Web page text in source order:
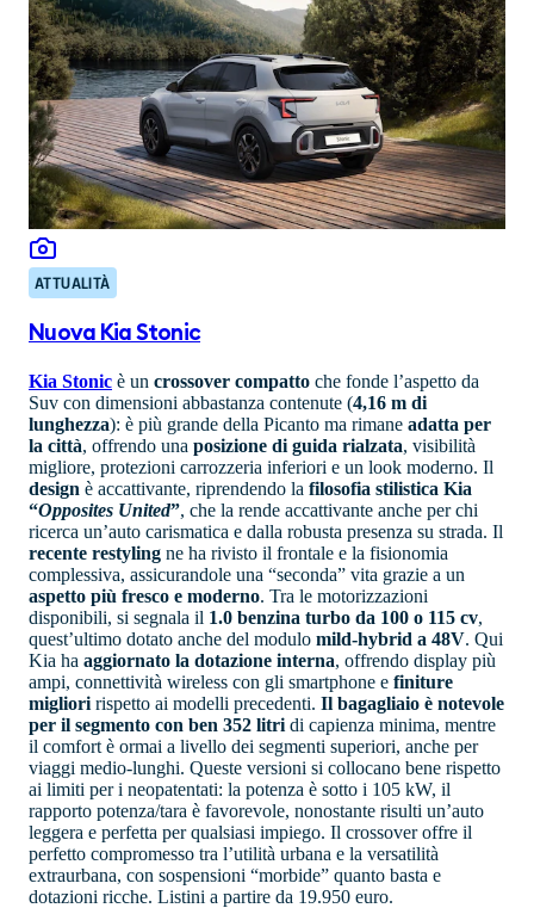
ATTUALITÀ
Nuova Kia Stonic
Kia Stonic è un crossover compatto che fonde l’aspetto da
Suv con dimensioni abbastanza contenute (4,16 m di
lunghezza): è più grande della Picanto ma rimane adatta per
la città, offrendo una posizione di guida rialzata, visibilità
migliore, protezioni carrozzeria inferiori e un look moderno. Il
design è accattivante, riprendendo la filosofia stilistica Kia
“Opposites United”, che la rende accattivante anche per chi
ricerca un’auto carismatica e dalla robusta presenza su strada. Il
recente restyling ne ha rivisto il frontale e la fisionomia
complessiva, assicurandole una “seconda” vita grazie a un
aspetto più fresco e moderno. Tra le motorizzazioni
disponibili, si segnala il 1.0 benzina turbo da 100 o 115 cv,
quest’ultimo dotato anche del modulo mild-hybrid a 48V. Qui
Kia ha aggiornato la dotazione interna, offrendo display più
ampi, connettività wireless con gli smartphone e finiture
migliori rispetto ai modelli precedenti. Il bagagliaio è notevole
per il segmento con ben 352 litri di capienza minima, mentre
il comfort è ormai a livello dei segmenti superiori, anche per
viaggi medio-lunghi. Queste versioni si collocano bene rispetto
ai limiti per i neopatentati: la potenza è sotto i 105 kW, il
rapporto potenza/tara è favorevole, nonostante risulti un’auto
leggera e perfetta per qualsiasi impiego. Il crossover offre il
perfetto compromesso tra l’utilità urbana e la versatilità
extraurbana, con sospensioni “morbide” quanto basta e
dotazioni ricche. Listini a partire da 19.950 euro.